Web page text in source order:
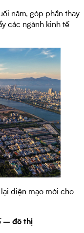
năm, góp phần thay
các ngành kinh tế
diện mạo mới cho
– đô thị